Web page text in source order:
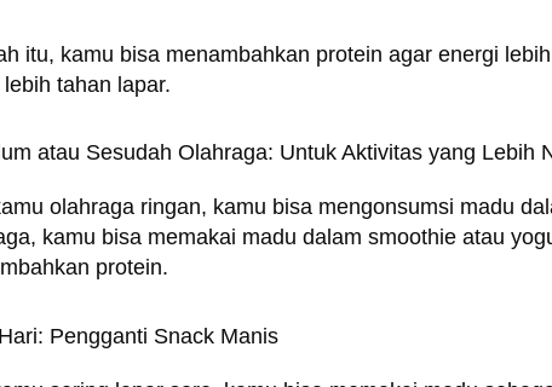
itu, kamu bisa menambahkan protein agar energi
tahan lapar.
atau Sesudah Olahraga: Untuk Aktivitas yang Lebih
olahraga ringan, kamu bisa mengonsumsi madu
kamu bisa memakai madu dalam smoothie atau
protein.
Pengganti Snack Manis